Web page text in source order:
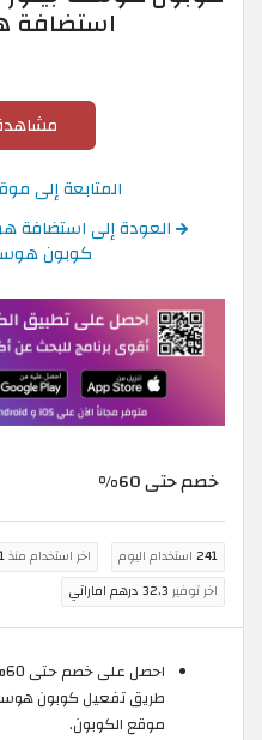
استضافة
المتابعة إلى
العودة إلى استضافة
كوبون هوست
خصم حتى 60%
241 استخدام اليوم اخر استخدام منذ1 ساعة
اخر توفير 32.3 درهم اماراتي
موقع الكوبون.